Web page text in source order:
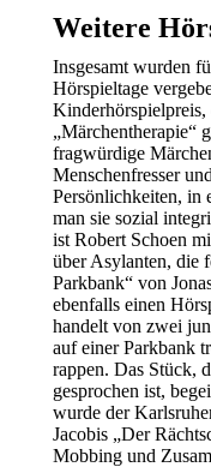
Weitere
Insgesamt wurden
Hörspieltage
„Märchentherapie“
fragwürdige
Menschenfresser
Persönlichkeiten, in
man sie sozial
ist Robert Schoen
über Asylanten, die
Parkbank“ von
ebenfalls einen
handelt von zwei
auf einer Parkbank
rappen. Das Stück,
gesprochen ist,
wurde der
Jacobis „Der
Mobbing und